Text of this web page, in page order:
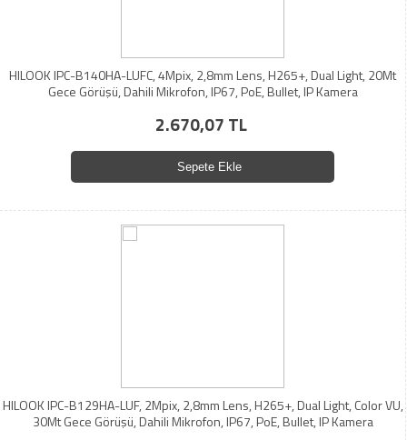
HILOOK IPC-B140HA-LUFC, 4Mpix, 2,8mm Lens, H265+, Dual Light, 20Mt
Gece Görüşü, Dahili Mikrofon, IP67, PoE, Bullet, IP Kamera
2.670,07 TL
Sepete Ekle
HILOOK IPC-B129HA-LUF, 2Mpix, 2,8mm Lens, H265+, Dual Light, Color VU,
30Mt Gece Görüşü, Dahili Mikrofon, IP67, PoE, Bullet, IP Kamera